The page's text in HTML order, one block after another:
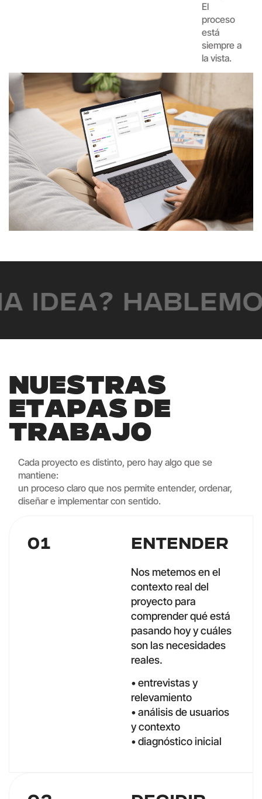
El
proceso
está
siempre a
la vista.
IDEA?
NUESTRAS
ETAPAS DE
TRABAJO
Cada proyecto es distinto, pero hay algo que se
mantiene:
un proceso claro que nos permite entender, ordenar,
diseñar e implementar con sentido.
01 Entender
Nos metemos en el
contexto real del
proyecto para
comprender qué está
pasando hoy y cuáles
son las necesidades
reales.
• entrevistas y
relevamiento
• análisis de usuarios
y contexto
• diagnóstico inicial